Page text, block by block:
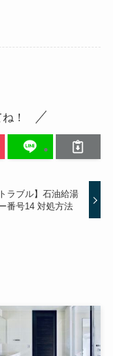
！
ラブル】石油給湯
番号14 対処方法